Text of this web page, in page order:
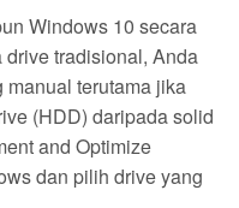
Windows 10 secara
tradisional, Anda
terutama jika
(HDD) daripada solid
and Optimize
dan pilih drive yang